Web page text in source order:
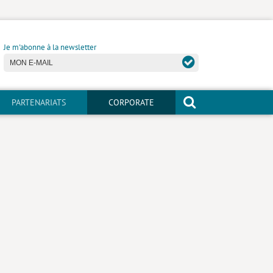
Je m'abonne à la newsletter
PARTENARIATS CORPORATE